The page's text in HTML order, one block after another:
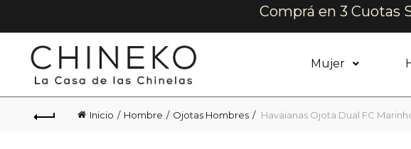
Comprá en 3 Cuotas
Mujer
Inicio Hombre Ojotas Hombres Havaianas Ojota Dual FC